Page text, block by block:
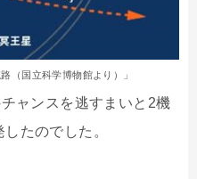
（国立科学博物館より）」
ャンスを逃すまいと2機
たのでした。